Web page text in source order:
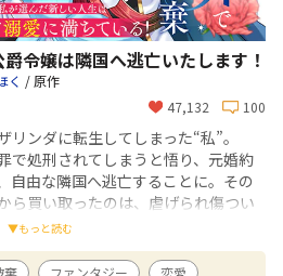
令嬢は隣国へ逃亡いたします！
く / 原作
47,132
100
ンダに転生してしまった“私”。
で処刑されてしまうと悟り、元婚約
自由な隣国へ逃亡することに。その
ら買い取ったのは、虐げられ傷つい
ン。警戒心むき出しの彼らだった
添い家族のように接するうちに、少
し、冤罪と気付いた元婚約者が血眼
▼もっと読む